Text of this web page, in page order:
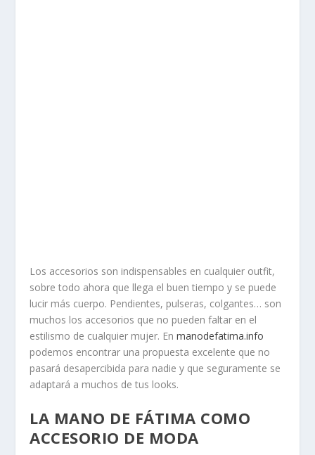
Los accesorios son indispensables en cualquier outfit,
sobre todo ahora que llega el buen tiempo y se puede
lucir más cuerpo. Pendientes, pulseras, colgantes… son
muchos los accesorios que no pueden faltar en el
estilismo de cualquier mujer. Enmanodefatima.info
podemos encontrar una propuesta excelente que no
pasará desapercibida para nadie y que seguramente se
adaptará a muchos de tus looks.
LA MANO DE FÁTIMA COMO
ACCESORIO DE MODA